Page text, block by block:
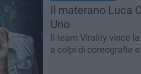
Il materano Luca
Uno
Il team Virality vince
a colpi di coreografie